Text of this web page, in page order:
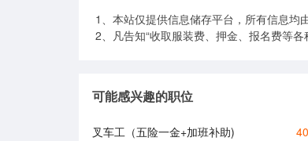
1、本站仅提供信息储存平台，所有信息均
2、凡告知“收取服装费、押金、报名费等各
可能感兴趣的职位
叉车工（五险一金+加班补助)